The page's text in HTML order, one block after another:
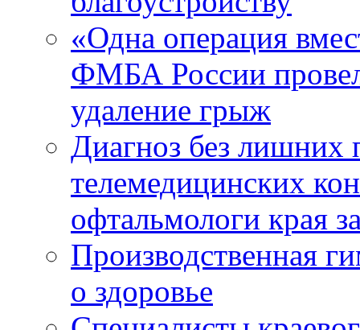
«Одна операция
ФМБА России
удаление грыж
Диагноз без лишних
телемедицинских
офтальмологи края
Производственная
о здоровье